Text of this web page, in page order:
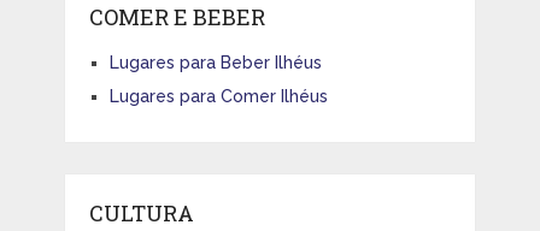
COMER E BEBER
Lugares para Beber Ilhéus
Lugares para Comer Ilhéus
CULTURA